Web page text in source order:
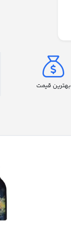
بهترین قیمت